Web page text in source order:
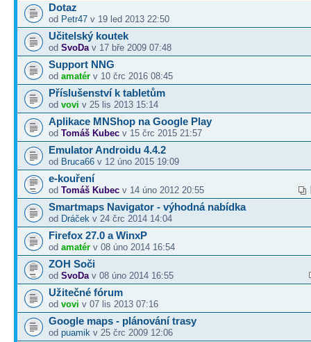
Dotaz
od Petr47 v 19 led 2013 22:50
Učitelský koutek
od SvoDa v 17 bře 2009 07:48
Support NNG
od amatér v 10 črc 2016 08:45
Příslušenství k tabletům
od vovi v 25 lis 2013 15:14
Aplikace MNShop na Google Play
od Tomáš Kubec v 15 črc 2015 21:57
Emulator Androidu 4.4.2
od Bruca66 v 12 úno 2015 19:09
e-kouření
od Tomáš Kubec v 14 úno 2012 20:55
Smartmaps Navigator - výhodná nabídka
od Dráček v 24 črc 2014 14:04
Firefox 27.0 a WinxP
od amatér v 08 úno 2014 16:54
ZOH Soči
od SvoDa v 08 úno 2014 16:55
Užitečné fórum
od vovi v 07 lis 2013 07:16
Google maps - plánování trasy
od puamik v 25 črc 2009 12:06